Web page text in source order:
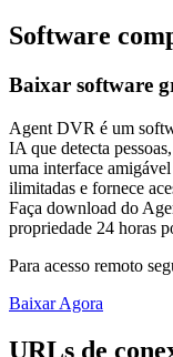
Software
Baixar software
Agent DVR é um
IA que detecta
uma interface
ilimitadas e fornece
Faça download do
propriedade 24 horas
Para acesso remoto
Baixar Agora
URLs de